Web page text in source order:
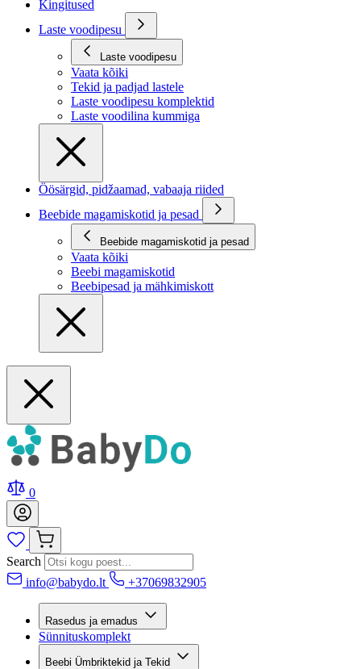
Kingitused
Laste voodipesu
Laste voodipesu
Vaata kõiki
Tekid ja padjad lastele
Laste voodipesu komplektid
Laste voodilina kummiga
Öösärgid, pidžaamad, vabaaja riided
Beebide magamiskotid ja pesad
Beebide magamiskotid ja pesad
Vaata kõiki
Beebi magamiskotid
Beebipesad ja mähkimiskott
0
Search
info@babydo.lt
+37069832905
Rasedus ja emadus
Sünnituskomplekt
Beebi Ümbriktekid ja Tekid